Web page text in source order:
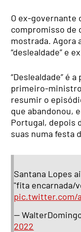
O ex-governante
compromisso de
mostrada. Agora
“deslealdade” e
“Deslealdade” é
primeiro-
resumir o
que abandonou,
Portugal, depois
suas numa festa
Santana Lopes
"fita encarnada/
pic.twitter.com/
—
2022